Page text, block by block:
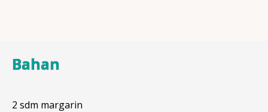
Bahan
2 sdm margarin